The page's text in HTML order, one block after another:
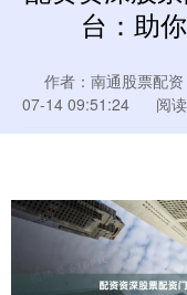
台：助
作者：南通股票配资
07-14 09:51:24
阅